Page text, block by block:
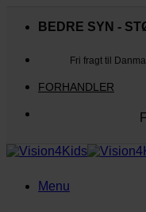
BEDRE SYN -
Fri fragt til
FORHANDLER
Menu